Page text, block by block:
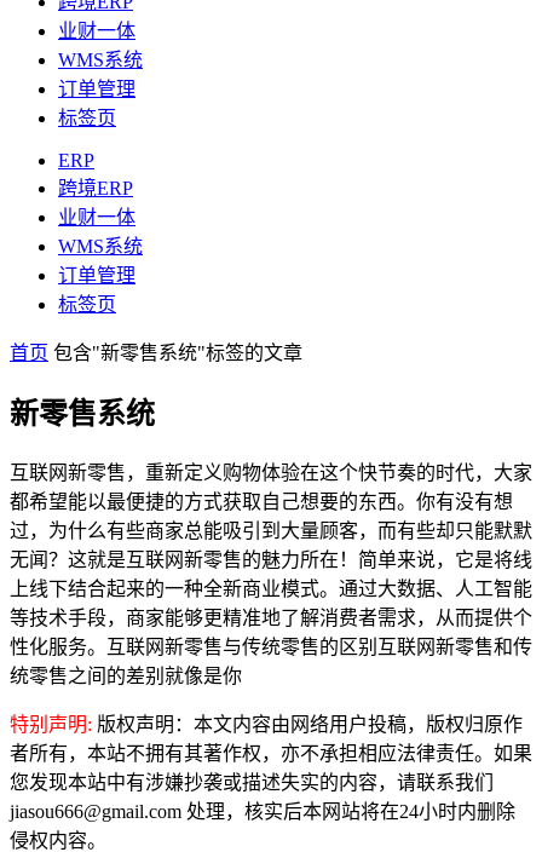
业财一体
WMS系统
订单管理
标签页
ERP
跨境ERP
业财一体
WMS系统
订单管理
标签页
首页 包含"新零售系统"标签的文章
新零售系统
互联网新零售，重新定义购物体验在这个快节奏的时代，大家
都希望能以最便捷的方式获取自己想要的东西。你有没有想
过，为什么有些商家总能吸引到大量顾客，而有些却只能默默
无闻？这就是互联网新零售的魅力所在！简单来说，它是将线
上线下结合起来的一种全新商业模式。通过大数据、人工智能
等技术手段，商家能够更精准地了解消费者需求，从而提供个
性化服务。互联网新零售与传统零售的区别互联网新零售和传
统零售之间的差别就像是你
特别声明: 版权声明：本文内容由网络用户投稿，版权归原作
者所有，本站不拥有其著作权，亦不承担相应法律责任。如果
您发现本站中有涉嫌抄袭或描述失实的内容，请联系我们
jiasou666@gmail.com 处理，核实后本网站将在24小时内删除
侵权内容。